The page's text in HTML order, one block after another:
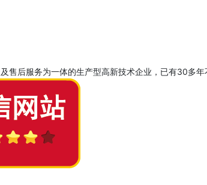
售后服务为一体的生产型高新技术企业，已有30多